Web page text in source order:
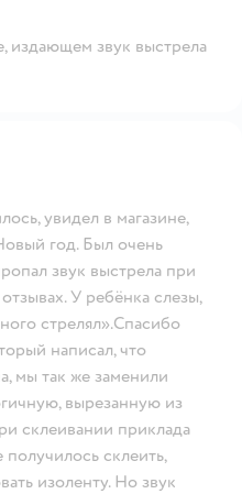
издающем звук выстрела
увидел в магазине,
год. Был очень
звук выстрела при
У ребёнка слезы,
стрелял».Спасибо
написал, что
мы так же заменили
вырезанную из
склеивании приклада
склеить,
изоленту. Но звук